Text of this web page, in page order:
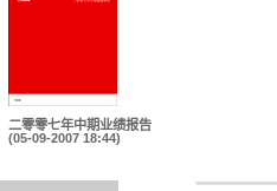
二零零七年中期业绩报告
(05-09-2007 18:44)